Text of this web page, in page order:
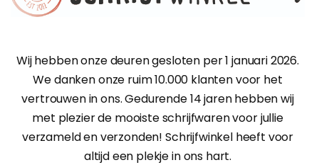
Wij hebben onze deuren gesloten per 1 januari 2026.
We danken onze ruim 10.000 klanten voor het
vertrouwen in ons. Gedurende 14 jaren hebben wij
met plezier de mooiste schrijfwaren voor jullie
verzameld en verzonden! Schrijfwinkel heeft voor
altijd een plekje in ons hart.